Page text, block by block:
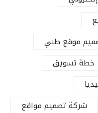
موقع طبي
خطة تسويق
شركة تصميم مواقع